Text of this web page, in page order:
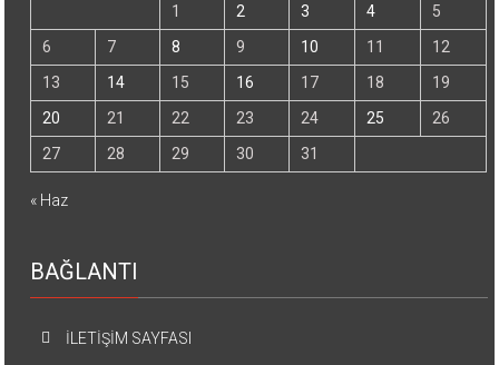
1
2 3 4
5
6
7 8 9 10 11
12
13
14 15 16 17 18
19
20
21 22 23 24 25
26
27
28 29 30 31
« Haz
BAĞLANTI
İLETİŞİM SAYFASI